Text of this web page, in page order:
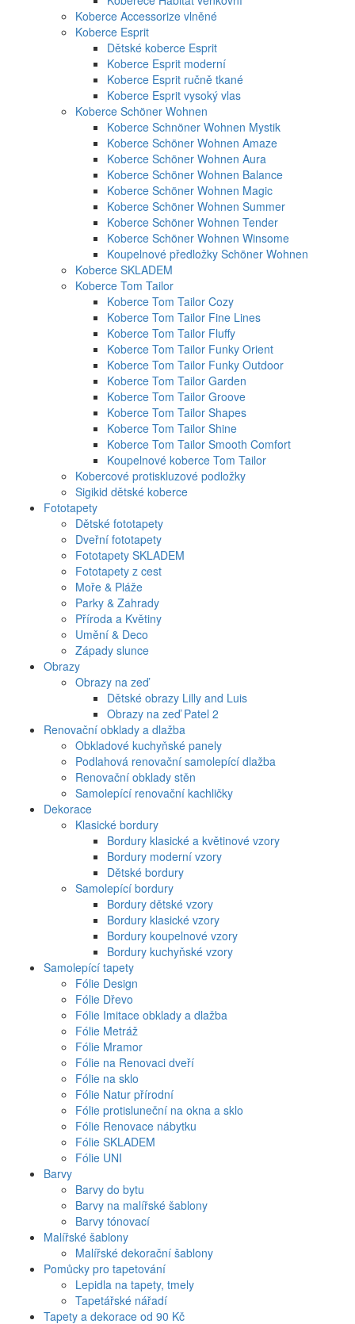
Koberce Accessorize vlněné
Koberce Esprit
Dětské koberce Esprit
Koberce Esprit moderní
Koberce Esprit ručně tkané
Koberce Esprit vysoký vlas
Koberce Schöner Wohnen
Koberce Schnöner Wohnen Mystik
Koberce Schöner Wohnen Amaze
Koberce Schöner Wohnen Aura
Koberce Schöner Wohnen Balance
Koberce Schöner Wohnen Magic
Koberce Schöner Wohnen Summer
Koberce Schöner Wohnen Tender
Koberce Schöner Wohnen Winsome
Koupelnové předložky Schöner Wohnen
Koberce SKLADEM
Koberce Tom Tailor
Koberce Tom Tailor Cozy
Koberce Tom Tailor Fine Lines
Koberce Tom Tailor Fluffy
Koberce Tom Tailor Funky Orient
Koberce Tom Tailor Funky Outdoor
Koberce Tom Tailor Garden
Koberce Tom Tailor Groove
Koberce Tom Tailor Shapes
Koberce Tom Tailor Shine
Koberce Tom Tailor Smooth Comfort
Koupelnové koberce Tom Tailor
Kobercové protiskluzové podložky
Sigikid dětské koberce
Fototapety
Dětské fototapety
Dveřní fototapety
Fototapety SKLADEM
Fototapety z cest
Moře & Pláže
Parky & Zahrady
Příroda a Květiny
Umění & Deco
Západy slunce
Obrazy
Obrazy na zeď
Dětské obrazy Lilly and Luis
Obrazy na zeď Patel 2
Renovační obklady a dlažba
Obkladové kuchyňské panely
Podlahová renovační samolepící dlažba
Renovační obklady stěn
Samolepící renovační kachličky
Dekorace
Klasické bordury
Bordury klasické a květinové vzory
Bordury moderní vzory
Dětské bordury
Samolepící bordury
Bordury dětské vzory
Bordury klasické vzory
Bordury koupelnové vzory
Bordury kuchyňské vzory
Samolepící tapety
Fólie Design
Fólie Dřevo
Fólie Imitace obklady a dlažba
Fólie Metráž
Fólie Mramor
Fólie na Renovaci dveří
Fólie na sklo
Fólie Natur přírodní
Fólie protisluneční na okna a sklo
Fólie Renovace nábytku
Fólie SKLADEM
Fólie UNI
Barvy
Barvy do bytu
Barvy na malířské šablony
Barvy tónovací
Malířské šablony
Malířské dekorační šablony
Pomůcky pro tapetování
Lepidla na tapety, tmely
Tapetářské nářadí
Tapety a dekorace od 90 Kč